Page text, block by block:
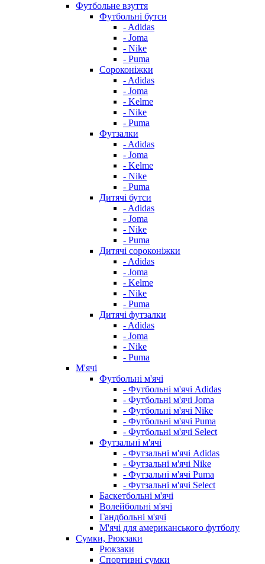
Футбольне взуття
Футбольні бутси
- Adidas
- Joma
- Nike
- Puma
Сороконіжки
- Adidas
- Joma
- Kelme
- Nike
- Puma
Футзалки
- Adidas
- Joma
- Kelme
- Nike
- Puma
Дитячі бутси
- Adidas
- Joma
- Nike
- Puma
Дитячі сороконіжки
- Adidas
- Joma
- Kelme
- Nike
- Puma
Дитячі футзалки
- Adidas
- Joma
- Nike
- Puma
М'ячі
Футбольні м'ячі
- Футбольні м'ячі Adidas
- Футбольні м'ячі Joma
- Футбольні м'ячі Nike
- Футбольні м'ячі Puma
- Футбольні м'ячі Select
Футзальні м'ячі
- Футзальні м'ячі Adidas
- Футзальні м'ячі Nike
- Футзальні м'ячі Puma
- Футзальні м'ячі Select
Баскетбольні м'ячі
Волейбольні м'ячі
Гандбольні м'ячі
М'ячі для американського футболу
Сумки, Рюкзаки
Рюкзаки
Спортивні сумки